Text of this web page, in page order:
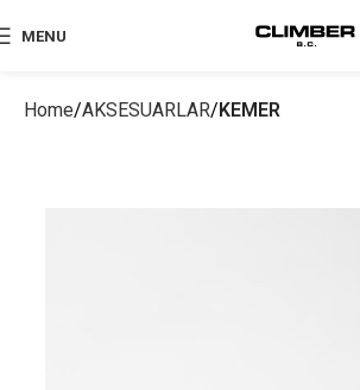
MENU
Home AKSESUARLAR KEMER